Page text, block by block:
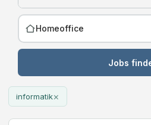
Homeoffice
Jobs
informatik×